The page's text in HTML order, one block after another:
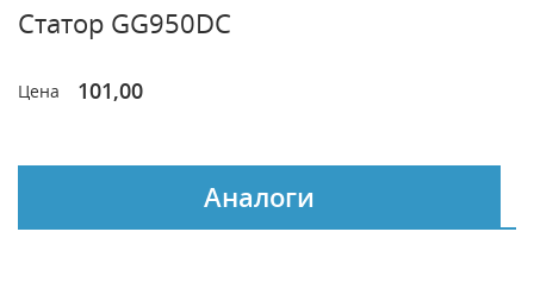
Статор GG950DC
Цена 101,00
Аналоги